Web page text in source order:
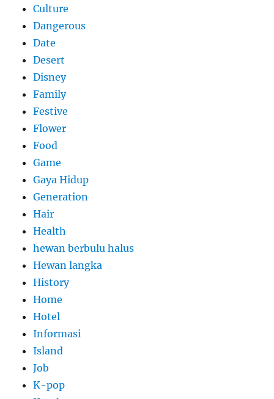
Culture
Dangerous
Date
Desert
Disney
Family
Festive
Flower
Food
Game
Gaya Hidup
Generation
Hair
Health
hewan berbulu halus
Hewan langka
History
Home
Hotel
Informasi
Island
Job
K-pop